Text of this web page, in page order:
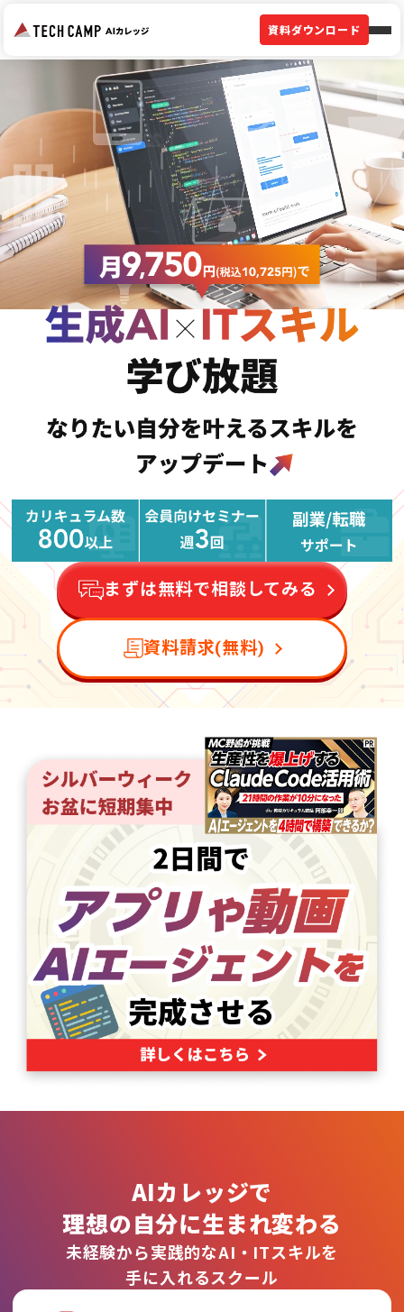
資料ダウンロード
まずは無料で相談してみる
資料請求(無料)
AIカレッジで
理想の自分に生まれ変わる
未経験から実践的なAI・ITスキルを
手に入れるスクール